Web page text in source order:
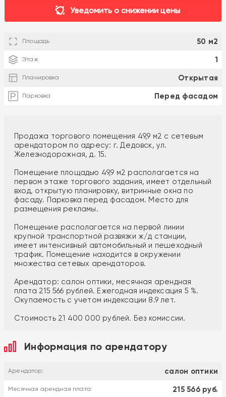
Уведомить о снижении цены
Площадь 50 м2
Этаж 1
Планировка Открытая
Парковка Перед фасадом
Продажа торгового помещения 49,9 м2 с сетевым
арендатором по адресу: г. Дедовск, ул.
Железнодорожная, д. 15.
Помещение площадью 49,9 м2 располагается на
первом этаже торгового задания, имеет отдельный
вход, открытую планировку, витринные окна по
фасаду. Парковка перед фасадом. Место для
размещения рекламы.
Помещение располагается на первой линии
крупной транспортной развязки ж/д станции,
имеет интенсивный автомобильный и пешеходный
трафик. Помещение находится в окружении
множества сетевых арендаторов.
Арендатор: салон оптики, месячная арендная
плата 215 566 рублей. Ежегодная индексация 5 %.
Окупаемость с учетом индексации 8.9 лет.
Стоимость 21 400 000 рублей. Без комиссии.
Информация по арендатору
Арендатор: салон оптики
Месячная арендная плата: 215 566 руб.